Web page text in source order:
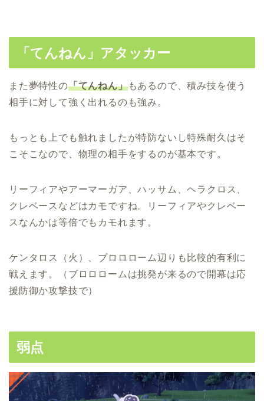
「てんねん」アタッカー
また夢特性の「てんねん」もあるので、積み技を使う
相手に対して強く出れるのも強み。
もっとも上でも触れましたが特防ないし特殊耐久はそ
こそこなので、物理の相手をするのが基本です。
リーフィアやアーマーガア、ハッサム、ヘラクロス、
クレベースなどはカモですね。リーフィアやクレベー
スなんかは等倍でもカモれます。
ケンタロス（火）、ブロロローム辺りも比較的有利に
戦えます。（ブロロロームは挑発が来るので開幕は応
援防御か攻撃技で）
弱点